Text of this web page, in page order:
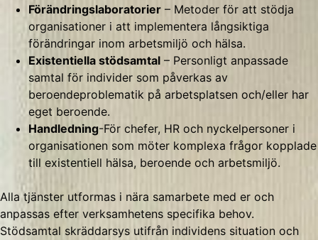
Förändringslaboratorier – Metoder för att stödja
organisationer i att implementera långsiktiga
förändringar inom arbetsmiljö och hälsa.
Existentiella stödsamtal – Personligt anpassade
samtal för individer som påverkas av
beroendeproblematik på arbetsplatsen och/eller har
eget beroende.
Handledning-För chefer, HR och nyckelpersoner i
organisationen som möter komplexa frågor kopplade
till existentiell hälsa, beroende och arbetsmiljö.
Alla tjänster utformas i nära samarbete med er och
anpassas efter verksamhetens specifika behov.
Stödsamtal skräddarsys utifrån individens situation och